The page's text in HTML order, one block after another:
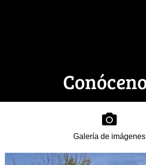
Galería de imágenes